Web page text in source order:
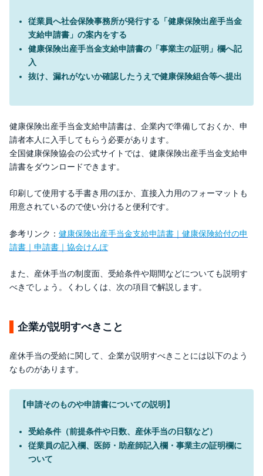
従業員へ社会保険事務所が発行する「健康保険出産手当金
支給申請書」の案内をする
健康保険出産手当金支給申請書の「事業主の証明」欄へ記
入
抜け、漏れがないか確認したうえで健康保険組合等へ提出
健康保険出産手当金支給申請書は、企業内で準備しておくか、申
請者本人に入手してもらう必要があります。
全国健康保険協会の公式サイトでは、健康保険出産手当金支給申
請書をダウンロードできます。
印刷して使用する手書き用のほか、直接入力用のフォーマットも
用意されているので使い分けると便利です。
参考リンク： 健康保険出産手当金支給申請書｜健康保険給付の申
請書｜申請書｜協会けんぽ
また、産休手当の制度面、受給条件や期間などについても説明す
べきでしょう。くわしくは、次の項目で解説します。
企業が説明すべきこと
産休手当の受給に関して、企業が説明すべきことには以下のよう
なものがあります。
【申請そのものや申請書についての説明】
受給条件（前提条件や日数、産休手当の日額など）
従業員の記入欄、医師・助産師記入欄・事業主の証明欄に
ついて